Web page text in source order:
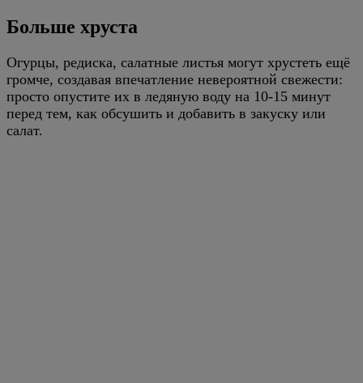
Больше хруста
Огурцы, редиска, салатные листья могут хрустеть ещё
громче, создавая впечатление невероятной свежести:
просто опустите их в ледяную воду на 10-15 минут
перед тем, как обсушить и добавить в закуску или
салат.